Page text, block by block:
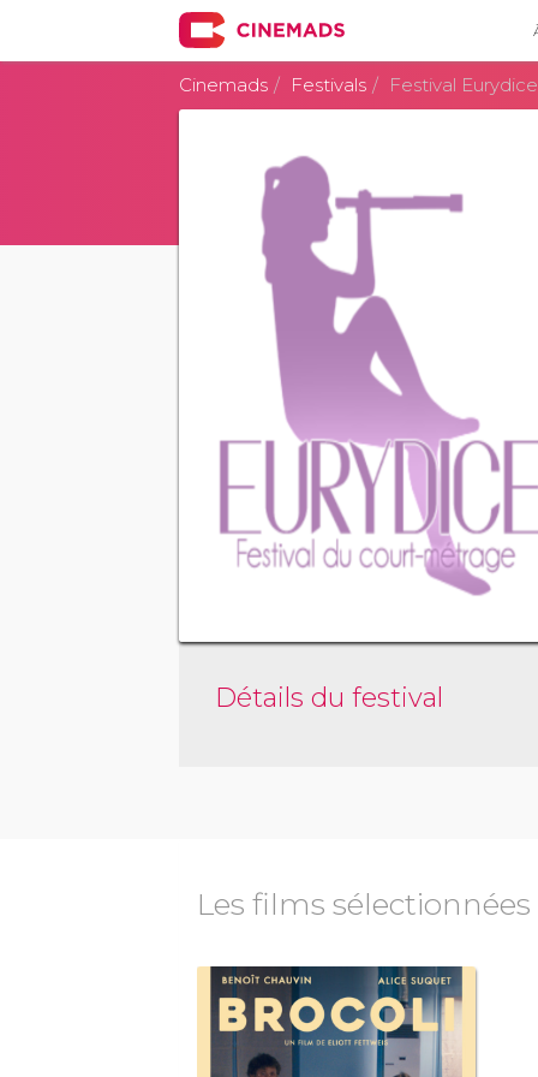
Cinemads Festivals Festival Eurydice
Détails du festival
Les films sélectionnées